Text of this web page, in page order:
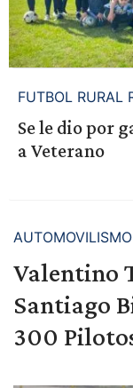
FUTBOL RURAL
Se le dio por
a Veterano
Valentino
Santiago
300